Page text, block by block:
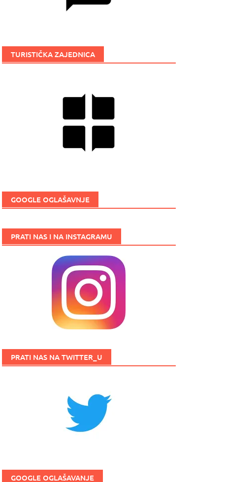
TURISTIČKA ZAJEDNICA
GOOGLE OGLAŠAVNJE
PRATI NAS I NA INSTAGRAMU
PRATI NAS NA TWITTER_U
GOOGLE OGLAŠAVANJE